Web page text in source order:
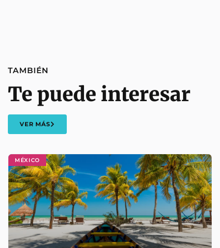
MÉXICO
TAMBIÉN
Te puede interesar
VER MÁS